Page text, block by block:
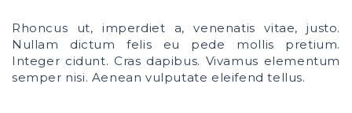
Rhoncus ut, imperdiet a, venenatis vitae, justo.
Nullam dictum felis eu pede mollis pretium.
Integer cidunt. Cras dapibus. Vivamus elementum
semper nisi. Aenean vulputate eleifend tellus.